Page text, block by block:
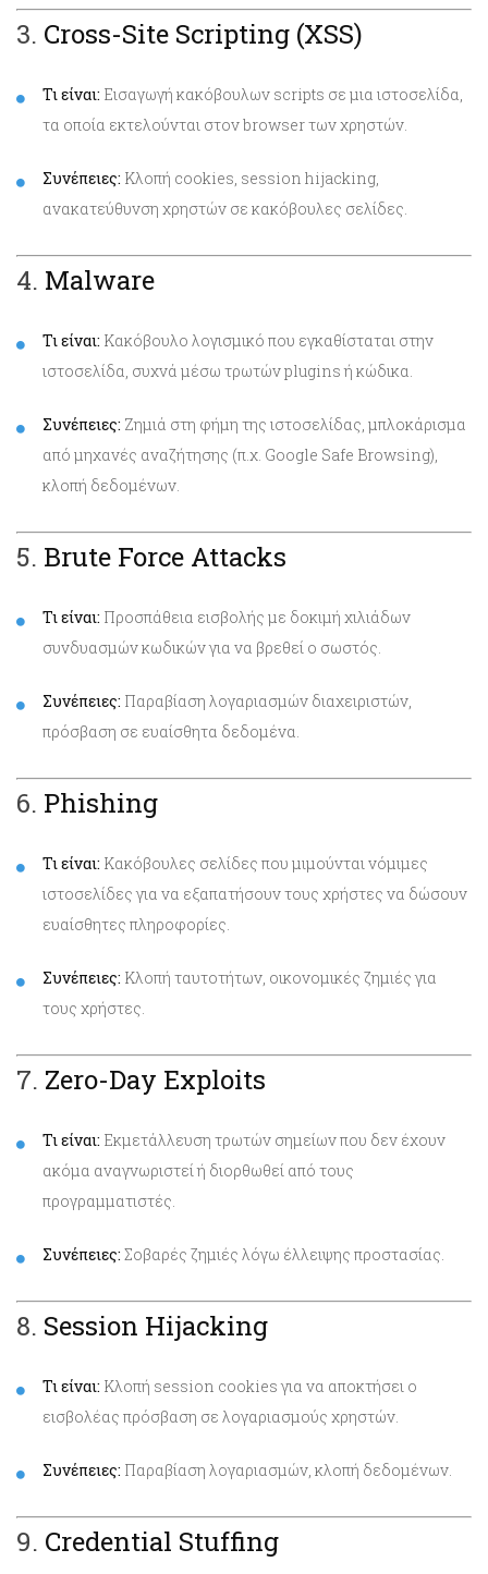
3. Cross-Site Scripting (XSS)
Τι είναι: Εισαγωγή κακόβουλων scripts σε μια ιστοσελίδα,
τα οποία εκτελούνται στον browser των χρηστών.
Συνέπειες: Κλοπή cookies, session hijacking,
ανακατεύθυνση χρηστών σε κακόβουλες σελίδες.
4. Malware
Τι είναι: Κακόβουλο λογισμικό που εγκαθίσταται στην
ιστοσελίδα, συχνά μέσω τρωτών plugins ή κώδικα.
Συνέπειες: Ζημιά στη φήμη της ιστοσελίδας, μπλοκάρισμα
από μηχανές αναζήτησης (π.χ. Google Safe Browsing),
κλοπή δεδομένων.
5. Brute Force Attacks
Τι είναι: Προσπάθεια εισβολής με δοκιμή χιλιάδων
συνδυασμών κωδικών για να βρεθεί ο σωστός.
Συνέπειες: Παραβίαση λογαριασμών διαχειριστών,
πρόσβαση σε ευαίσθητα δεδομένα.
6. Phishing
Τι είναι: Κακόβουλες σελίδες που μιμούνται νόμιμες
ιστοσελίδες για να εξαπατήσουν τους χρήστες να δώσουν
ευαίσθητες πληροφορίες.
Συνέπειες: Κλοπή ταυτοτήτων, οικονομικές ζημιές για
τους χρήστες.
7. Zero-Day Exploits
Τι είναι: Εκμετάλλευση τρωτών σημείων που δεν έχουν
ακόμα αναγνωριστεί ή διορθωθεί από τους
προγραμματιστές.
Συνέπειες: Σοβαρές ζημιές λόγω έλλειψης προστασίας.
8. Session Hijacking
Τι είναι: Κλοπή session cookies για να αποκτήσει ο
εισβολέας πρόσβαση σε λογαριασμούς χρηστών.
Συνέπειες: Παραβίαση λογαριασμών, κλοπή δεδομένων.
9. Credential Stuffing